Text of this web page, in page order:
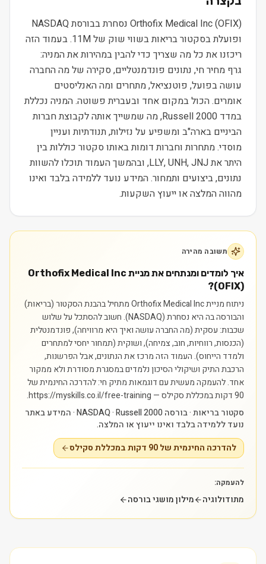
Orthofix Medical Inc (OFIX) נסחרת בבורסת NASDAQ
ופועלת בסקטור בריאות בשווי שוק של 11M. בעמוד הזה
ריכזנו את כל מה שצריך כדי להבין במהירות את המניה:
גרף מחיר חי, נתונים פונדמנטליים, סקירה של מה החברה
עושה בפועל, פוטנציאל, מתחרים ומה האנליסטים
אומרים. הכול במקום אחד ובעברית פשוטה. המניה נכללת
במדד Russell 2000, מה שמשייך אותה לקבוצת חברות
הביניים בארה"ב ומשפיע על נזילות, תנודתיות ועניין
מוסדי. מתחרות וחברות דומות באותו סקטור כוללות בין
היתר את LLY, UNH, JNJ, ובהמשך העמוד תוכלו להשוות
נתונים, ביצועים ותמחור. המידע נועד ללמידה בלבד ואינו
מהווה המלצה או ייעוץ השקעות.
תשובה מהירה
איך לומדים ומנתחים את מניית Orthofix Medical Inc
(OFIX)?
ניתוח מניית Orthofix Medical Inc מתחיל בהבנת הסקטור (בריאות)
והבורסה בה היא נסחרת (NASDAQ). חשוב להסתכל על שלוש
שכבות: עסקית (מה החברה עושה ואיך היא מרוויחה), פונדמנטלית
(הכנסות, רווחיות, חוב, צמיחה), ושוקית (תמחור יחסי למתחרים
ולמדד הייחוס). העמוד הזה מרכז את הנתונים, אבל הפרשנות,
הרכבת התיק ושיקולי הסיכון נלמדים במסגרת מסודרת ולא ממקור
אחד.להעמקה מעשית עם דוגמאות מתיק חי: להדרכה החינמית של
90 דקות במכללת סקילס — https://myskills.co.il/free-training.
סקטור בריאות · בורסה NASDAQ · Russell 2000 · המידע באתר
נועד ללמידה בלבד ואינו ייעוץ או המלצה.
להדרכה החינמית של 90 דקות במכללת סקילס
להעמקה:
מתודולוגיה מילון מושגי בורסה